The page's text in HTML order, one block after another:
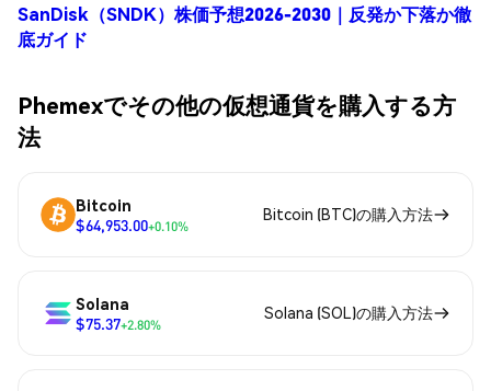
SanDisk（SNDK）株価予想2026-2030｜反発か下落か徹
底ガイド
Phemexでその他の仮想通貨を購入する方
法
Bitcoin
$64,953.00+0.10%
Bitcoin (BTC)の購入方法
Solana
$75.37+2.80%
Solana (SOL)の購入方法